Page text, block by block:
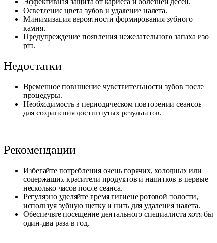
Эффективная защита от кариеса и болезней десен.
Осветление цвета зубов и удаление налета.
Минимизация вероятности формирования зубного
камня.
Предупреждение появления нежелательного запаха изо
рта.
Недостатки
Временное повышение чувствительности зубов после
процедуры.
Необходимость в периодическом повторении сеансов
для сохранения достигнутых результатов.
Рекомендации
Избегайте потребления очень горячих, холодных или
содержащих красители продуктов и напитков в первые
несколько часов после сеанса.
Регулярно уделяйте время гигиене ротовой полости,
используя зубную щетку и нить для удаления налета.
Обеспечьте посещение дентального специалиста хотя бы
один-два раза в год.